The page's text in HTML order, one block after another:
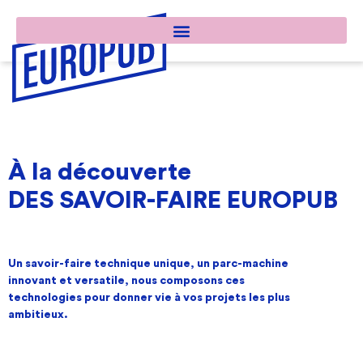
À la découverte​
DES SAVOIR-FAIRE EUROPUB
Un savoir-faire technique unique, un parc-machine
innovant et versatile, nous composons ces
technologies pour donner vie à vos projets les plus
ambitieux.